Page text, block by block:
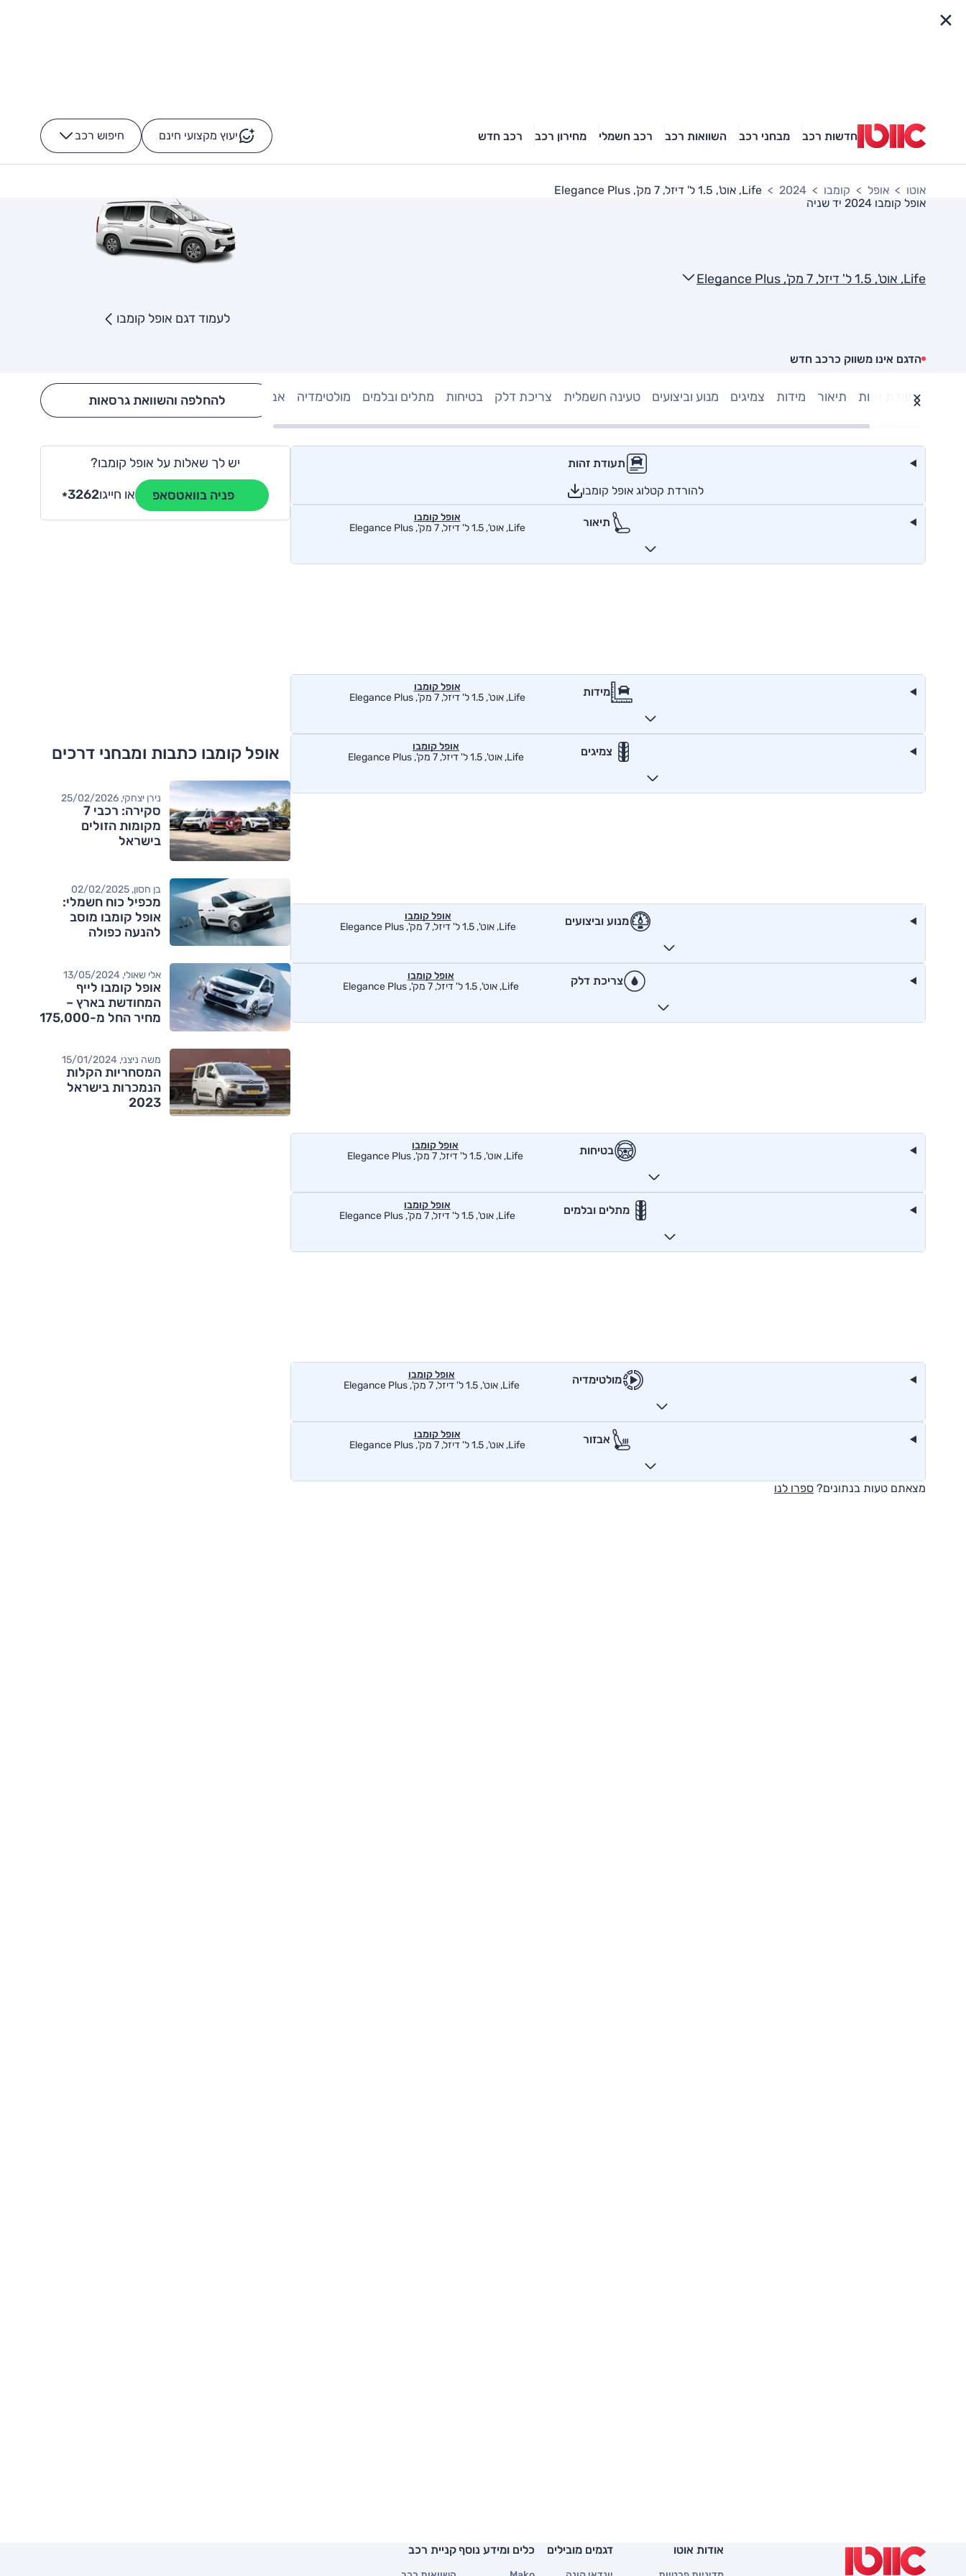
חדשות רכב מבחני רכב השוואות רכב רכב חשמלי מחירון רכב רכב חדש יעוץ מקצועי חינם חיפוש רכב -
אוטו אופל קומבו 2024
Life, אוט', 1.5 ל' דיזל, 7 מק', Elegance Plus
אופל קומבו 2024
יד שניה
Life, אוט', 1.5 ל' דיזל, 7 מק', Elegance Plus
הדגם אינו משווק כרכב חדש
לעמוד דגם אופל קומבו
תעודת זהות תיאור מידות צמיגים מנוע וביצועים טעינה חשמלית צריכת דלק בטיחות מתלים ובלמים מולטימדיה אבזור Hide config section
להחלפה והשוואת גרסאות
תעודת זהות
להורדת קטלוג אופל קומבו
תיאור
אופל קומבו
Life, אוט', 1.5 ל' דיזל, 7 מק', Elegance Plus
מידות
אופל קומבו
Life, אוט', 1.5 ל' דיזל, 7 מק', Elegance Plus
צמיגים
אופל קומבו
Life, אוט', 1.5 ל' דיזל, 7 מק', Elegance Plus
מנוע וביצועים
אופל קומבו
Life, אוט', 1.5 ל' דיזל, 7 מק', Elegance Plus
צריכת דלק
אופל קומבו
Life, אוט', 1.5 ל' דיזל, 7 מק', Elegance Plus
בטיחות
אופל קומבו
Life, אוט', 1.5 ל' דיזל, 7 מק', Elegance Plus
מתלים ובלמים
אופל קומבו
Life, אוט', 1.5 ל' דיזל, 7 מק', Elegance Plus
מולטימדיה
אופל קומבו
Life, אוט', 1.5 ל' דיזל, 7 מק', Elegance Plus
אבזור
אופל קומבו
Life, אוט', 1.5 ל' דיזל, 7 מק', Elegance Plus
מצאתם טעות בנתונים? ספרו לנו
יש לך שאלות על אופל קומבו?
פניה בוואטסאפ או חייגו *3262
אופל קומבו כתבות ומבחני דרכים
נירן יצחקי, 25/02/2026
סקירה: רכבי 7
מקומות הזולים
בישראל
בן חסון, 02/02/2025
מכפיל כוח חשמלי:
אופל קומבו מוסב
להנעה כפולה
אלי שאולי, 13/05/2024
אופל קומבו לייף
המחודשת בארץ –
מחיר החל מ-175,000
משה ניצני, 15/01/2024
המסחריות הקלות
הנמכרות בישראל
2023
אודות אוטו דגמים מובילים כלים ומידע נוסף קניית רכב